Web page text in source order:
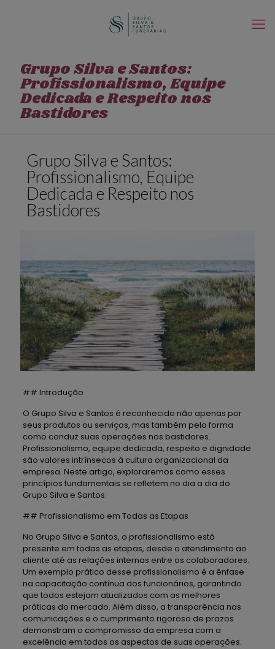
Grupo Silva e Santos:
Profissionalismo, Equipe
Dedicada e Respeito nos
Bastidores
Grupo Silva e Santos:
Profissionalismo, Equipe
Dedicada e Respeito nos
Bastidores
## Introdução
O Grupo Silva e Santos é reconhecido não apenas por
seus produtos ou serviços, mas também pela forma
como conduz suas operações nos bastidores.
Profissionalismo, equipe dedicada, respeito e dignidade
são valores intrínsecos à cultura organizacional da
empresa. Neste artigo, exploraremos como esses
princípios fundamentais se refletem no dia a dia do
Grupo Silva e Santos.
## Profissionalismo em Todas as Etapas
No Grupo Silva e Santos, o profissionalismo está
presente em todas as etapas, desde o atendimento ao
cliente até as relações internas entre os colaboradores.
Um exemplo prático desse profissionalismo é a ênfase
na capacitação contínua dos funcionários, garantindo
que todos estejam atualizados com as melhores
práticas do mercado. Além disso, a transparência nas
comunicações e o cumprimento rigoroso de prazos
demonstram o compromisso da empresa com a
excelência em todos os aspectos de suas operações.